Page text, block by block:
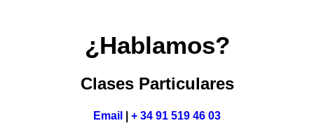
¿Hablamos?
Clases Particulares
Email + 34 91 519 46 03